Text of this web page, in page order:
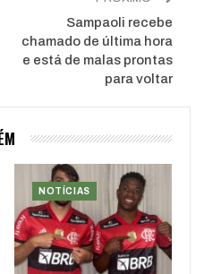
Sampaoli recebe
chamado de última hora
e está de malas prontas
para voltar
NOTÍCIAS